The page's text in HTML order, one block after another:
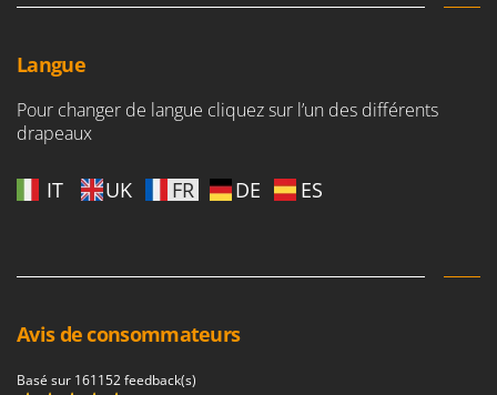
Mockmill
More than chef
MOVA
Nilfisk
Ninja
Langue
Pour changer de langue cliquez sur l’un des différents
drapeaux
IT UK FR DE ES
Avis de consommateurs
Basé sur 161152 feedback(s)